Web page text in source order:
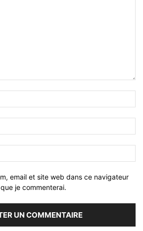
email et site web dans ce navigateur
je commenterai.